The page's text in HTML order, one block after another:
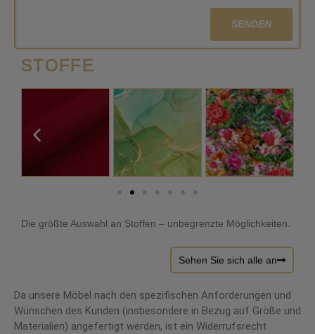
SENDEN
STOFFE
Die größte Auswahl an Stoffen – unbegrenzte Möglichkeiten.
Sehen Sie sich alle an
Da unsere Möbel nach den spezifischen Anforderungen und
Wünschen des Kunden (insbesondere in Bezug auf Größe und
Materialien) angefertigt werden, ist ein Widerrufsrecht